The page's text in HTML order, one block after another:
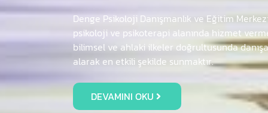
Denge Psikoloji Danışmanlık ve Eğitim
psikoloji ve psikoterapi alanında hizmet
bilimsel ve ahlaki ilkeler doğrultusunda
alarak en etkili şekilde sunmaktır.
DEVAMINI OKU